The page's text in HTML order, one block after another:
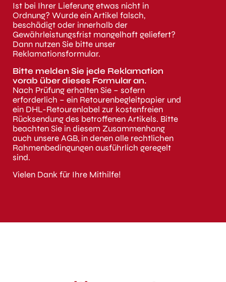
Ist bei Ihrer Lieferung etwas nicht in
Ordnung? Wurde ein Artikel falsch,
beschädigt oder innerhalb der
Gewährleistungsfrist mangelhaft geliefert?
Dann nutzen Sie bitte unser
Reklamationsformular.
Bitte melden Sie jede Reklamation
vorab über dieses Formular an.
Nach Prüfung erhalten Sie – sofern
erforderlich – ein Retourenbegleitpapier und
ein DHL-Retourenlabel zur kostenfreien
Rücksendung des betroffenen Artikels. Bitte
beachten Sie in diesem Zusammenhang
auch unsere AGB, in denen alle rechtlichen
Rahmenbedingungen ausführlich geregelt
sind.
Vielen Dank für Ihre Mithilfe!